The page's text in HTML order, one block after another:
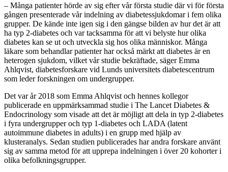
– Många patienter hörde av sig efter vår första studie där vi för första
gången presenterade vår indelning av diabetessjukdomar i fem olika
grupper. De kände inte igen sig i den gängse bilden av hur det är att
ha typ 2-diabetes och var tacksamma för att vi belyste hur olika
diabetes kan se ut och utveckla sig hos olika människor. Många
läkare som behandlar patienter har också märkt att diabetes är en
heterogen sjukdom, vilket vår studie bekräftade, säger Emma
Ahlqvist, diabetesforskare vid Lunds universitets diabetescentrum
som leder forskningen om undergrupper.
Det var år 2018 som Emma Ahlqvist och hennes kollegor
publicerade en uppmärksammad studie i The Lancet Diabetes &
Endocrinology som visade att det är möjligt att dela in typ 2-diabetes
i fyra undergrupper och typ 1-diabetes och LADA (latent
autoimmune diabetes in adults) i en grupp med hjälp av
klusteranalys. Sedan studien publicerades har andra forskare använt
sig av samma metod för att upprepa indelningen i över 20 kohorter i
olika befolkningsgrupper.